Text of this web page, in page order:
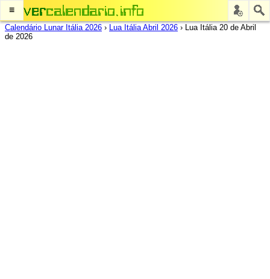
≡
Calendário Lunar Itália 2026 › Lua Itália Abril 2026 › Lua Itália 20 de Abril
de 2026